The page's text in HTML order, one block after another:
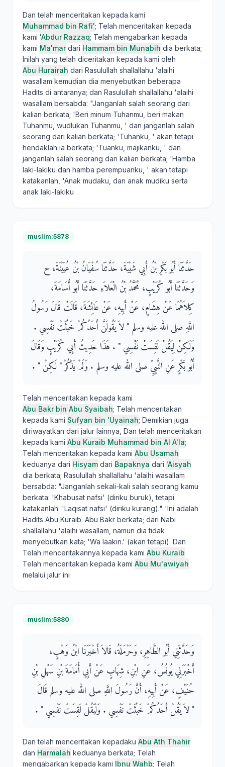
Dan telah menceritakan kepada kami
Muhammad bin Rafi'; Telah menceritakan kepada
kami 'Abdur Razzaq; Telah mengabarkan kepada
kami Ma'mardari Hammam bin Munabih dia berkata;
Inilah yang telah diceritakan kepada kami oleh
Abu Hurairah dari Rasulullah shallallahu 'alaihi
wasallam kemudian dia menyebutkan beberapa
Hadits di antaranya; dan Rasulullah shallallahu 'alaihi
wasallam bersabda: "Janganlah salah seorang dari
kalian berkata; 'Beri minum Tuhanmu, beri makan
Tuhanmu, wudlukan Tuhanmu, ' dan janganlah salah
seorang dari kalian berkata; 'Tuhanku, ' akan tetapi
hendaklah ia berkata; 'Tuanku, majikanku, ' dan
janganlah salah seorang dari kalian berkata; 'Hamba
laki-lakiku dan hamba perempuanku, ' akan tetapi
katakanlah, 'Anak mudaku, dan anak mudiku serta
anak laki-lakiku
muslim:5878
حَدَّثَنَا أَبُو بَكْرِ بْنُ أَبِي شَيْبَةَ، حَدَّثَنَا سُفْيَانُ بْنُ عُيَيْنَةَ، ح
وَحَدَّثَنَا أَبُو كُرَيْبٍ، مُحَمَّدُ بْنُ الْعَلاَءِ حَدَّثَنَا أَبُو أُسَامَةَ،
كِلاَهُمَا عَنْ هِشَامٍ، عَنْ أَبِيهِ، عَنْ عَائِشَةَ، قَالَتْ قَالَ رَسُولُ
اللَّهِ صلى الله عليه وسلم ‏"‏ لاَ يَقُولَنَّ أَحَدُكُمْ خَبُثَتْ نَفْسِي ‏.‏
وَلَكِنْ لِيَقُلْ لَقِسَتْ نَفْسِي ‏"‏ ‏.‏ هَذَا حَدِيثُ أَبِي كُرَيْبٍ وَقَالَ
أَبُو بَكْرٍ عَنِ النَّبِيِّ صلى الله عليه وسلم ‏.‏ وَلَمْ يَذْكُرْ ‏"‏ لَكِنْ ‏"‏ ‏.‏
Telah menceritakan kepada kami
Abu Bakr bin Abu Syaibah; Telah menceritakan
kepada kami Sufyan bin 'Uyainah; Demikian juga
diriwayatkan dari jalur lainnya, Dan telah menceritakan
kepada kami Abu Kuraib Muhammad bin Al A'la;
Telah menceritakan kepada kami Abu Usamah
keduanya dari Hisyam dari Bapaknya dari 'Aisyah
dia berkata; Rasulullah shallallahu 'alaihi wasallam
bersabda: "Janganlah sekali-kali salah seorang kamu
berkata: 'Khabusat nafsi' (diriku buruk), tetapi
katakanlah: 'Laqisat nafsi' (diriku kurang)." 'Ini adalah
Hadits Abu Kuraib. Abu Bakr berkata; dari Nabi
shallallahu 'alaihi wasallam, namun dia tidak
menyebutkan kata; 'Wa laakin.' (akan tetapi). Dan
Telah menceritakannya kepada kami Abu Kuraib
Telah menceritakan kepada kami Abu Mu'awiyah
melalui jalur ini
muslim:5880
وَحَدَّثَنِي أَبُو الطَّاهِرِ، وَحَرْمَلَةُ، قَالاَ أَخْبَرَنَا ابْنُ وَهْبٍ،
أَخْبَرَنِي يُونُسُ، عَنِ ابْنِ، شِهَابٍ عَنْ أَبِي أُمَامَةَ بْنِ سَهْلِ بْنِ
حُنَيْفٍ، عَنْ أَبِيهِ، أَنَّ رَسُولَ اللَّهِ صلى الله عليه وسلم قَالَ ‏
"‏ لاَ يَقُلْ أَحَدُكُمْ خَبُثَتْ نَفْسِي ‏.‏ وَلْيَقُلْ لَقِسَتْ نَفْسِي ‏"‏ ‏.‏
Dan telah menceritakan kepadaku Abu Ath Thahir
dan Harmalah keduanya berkata; Telah
mengabarkan kepada kami Ibnu Wahb; Telah